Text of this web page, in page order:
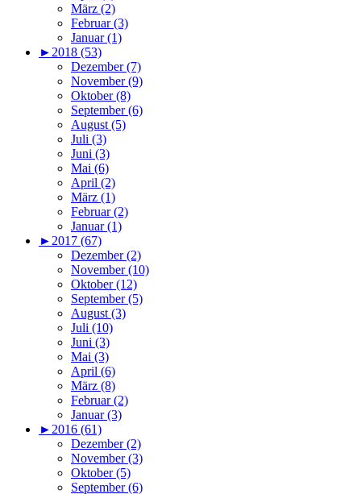
März (2)
Februar (3)
Januar (1)
► 2018 (53)
Dezember (7)
November (9)
Oktober (8)
September (6)
August (5)
Juli (3)
Juni (3)
Mai (6)
April (2)
März (1)
Februar (2)
Januar (1)
► 2017 (67)
Dezember (2)
November (10)
Oktober (12)
September (5)
August (3)
Juli (10)
Juni (3)
Mai (3)
April (6)
März (8)
Februar (2)
Januar (3)
► 2016 (61)
Dezember (2)
November (3)
Oktober (5)
September (6)